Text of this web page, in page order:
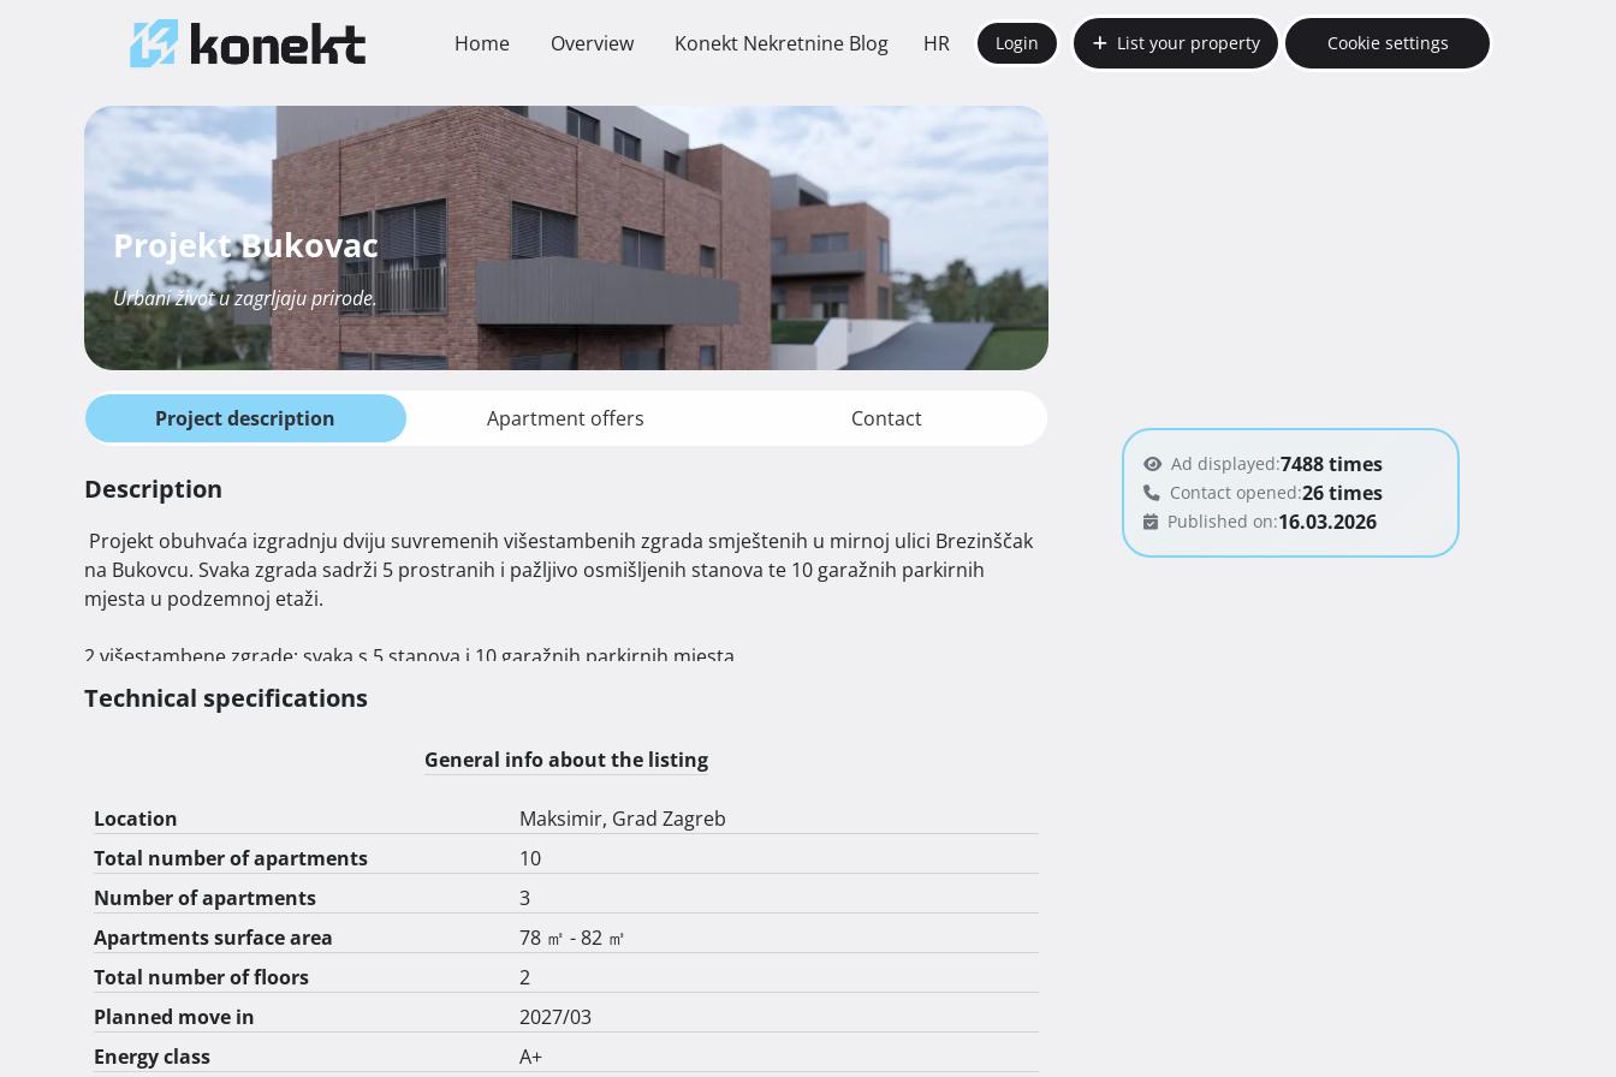
Home Overview Konekt Nekretnine Blog HR Login List your property Cookie settings
Projekt Bukovac
Urbani život u zagrljaju prirode.
Project description Apartment offers Contact
Description
na Bukovcu. Svaka zgrada sadrži 5 prostranih i pažljivo osmišljenih stanova te 10 garažnih parkirnih
mjesta u podzemnoj etaži.
2 višestambene zgrade: svaka s 5 stanova i 10 garažnih parkirnih mjesta
Početak gradnje: 11/2025
Lokacija
Projekt se nalazi u ulici Brezinščak, na mirnoj lokaciji okruženoj zelenilom i novim kvartom urbanih vila.
Za obitelji, mlade parove ili pojedince koji traže moderan dom u okruženju gdje se gradski život stapa s
prirodom, lokacija ovog projekta predstavlja savršen odabir.
Technical specifications
General info about the listing
Location
Maksimir, Grad Zagreb
Total number of apartments
10
Number of apartments
3
Apartments surface area
78 ㎡ - 82 ㎡
Total number of floors
2
Planned move in
2027/03
Energy class
A+
Ad displayed:7488 times
Contact opened:26 times
Published on:16.03.2026